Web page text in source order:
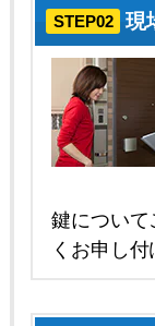
STEP02 現
鍵について
くお申し付